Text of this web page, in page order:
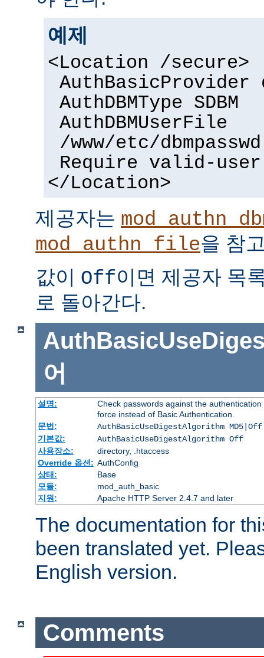
예제
<Location /secure>
AuthBasicProvider
AuthDBMType SDBM
AuthDBMUserFile
/www/etc/dbmpasswd
Require valid-user
</Location>
제공자는
mod_authn_file을 참
값이 Off이면 제공자 목
로 돌아간다.
어
설명:
Check passwords against the
force instead of Basic Authentication.
문법:
AuthBasicUseDigestAlgorithm MD5|Off
기본값:
AuthBasicUseDigestAlgorithm Off
사용장소:
directory, .htaccess
Override 옵션: AuthConfig
상태:
Base
모듈:
mod_auth_basic
지원:
Apache HTTP Server 2.4.7 and later
The documentation for
been translated yet.
English version.
Comments